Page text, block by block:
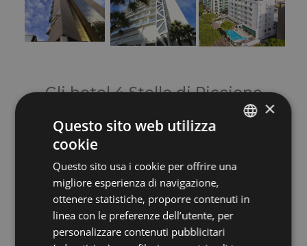
Gli hotel 4 Stelledi Riccione
Raffinati, eleganti ed accoglienti
Hotel Feldberg ENGLISH
GERMAN
×
Questo sito web utilizza
cookie
Questo sito usa i cookie per offrire una
migliore esperienza di navigazione,
ottenere statistiche, proporre contenuti in
linea con le preferenze dell’utente, per
personalizzare contenuti pubblicitari